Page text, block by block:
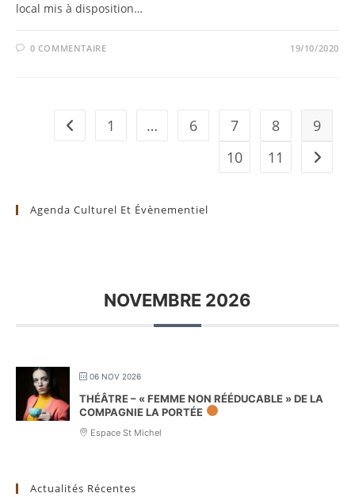
local mis à disposition…
0 COMMENTAIRE 19/10/2020
Go to the previous page
1 … 6 7 8
9
10
11 Aller à
Agenda Culturel Et Évènementiel
NOVEMBRE 2026
06 NOV 2026
THÉÂTRE – « FEMME NON RÉÉDUCABLE » DE LA
COMPAGNIE LA PORTÉE
Espace St Michel
Actualités Récentes